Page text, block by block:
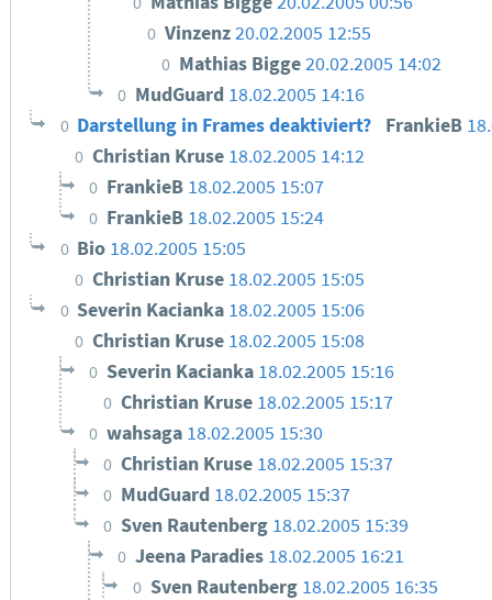
0 Vinzenz20.02.2005 12:55
0 Mathias Bigge20.02.2005 14:02
0 MudGuard 18.02.2005 14:16
0 Darstellung in Frames deaktiviert? FrankieB
0 Christian Kruse 18.02.2005 14:12
0 FrankieB 18.02.2005 15:07
0 FrankieB 18.02.2005 15:24
0 Bio 18.02.2005 15:05
0 Christian Kruse 18.02.2005 15:05
0 Severin Kacianka 18.02.2005 15:06
0 Christian Kruse 18.02.2005 15:08
0 Severin Kacianka 18.02.2005 15:16
0 Christian Kruse 18.02.2005 15:17
0 wahsaga 18.02.2005 15:30
0 Christian Kruse 18.02.2005 15:37
0 MudGuard 18.02.2005 15:37
0 Sven Rautenberg 18.02.2005 15:39
0 Jeena Paradies 18.02.2005 16:21
0 Sven Rautenberg 18.02.2005 16:35